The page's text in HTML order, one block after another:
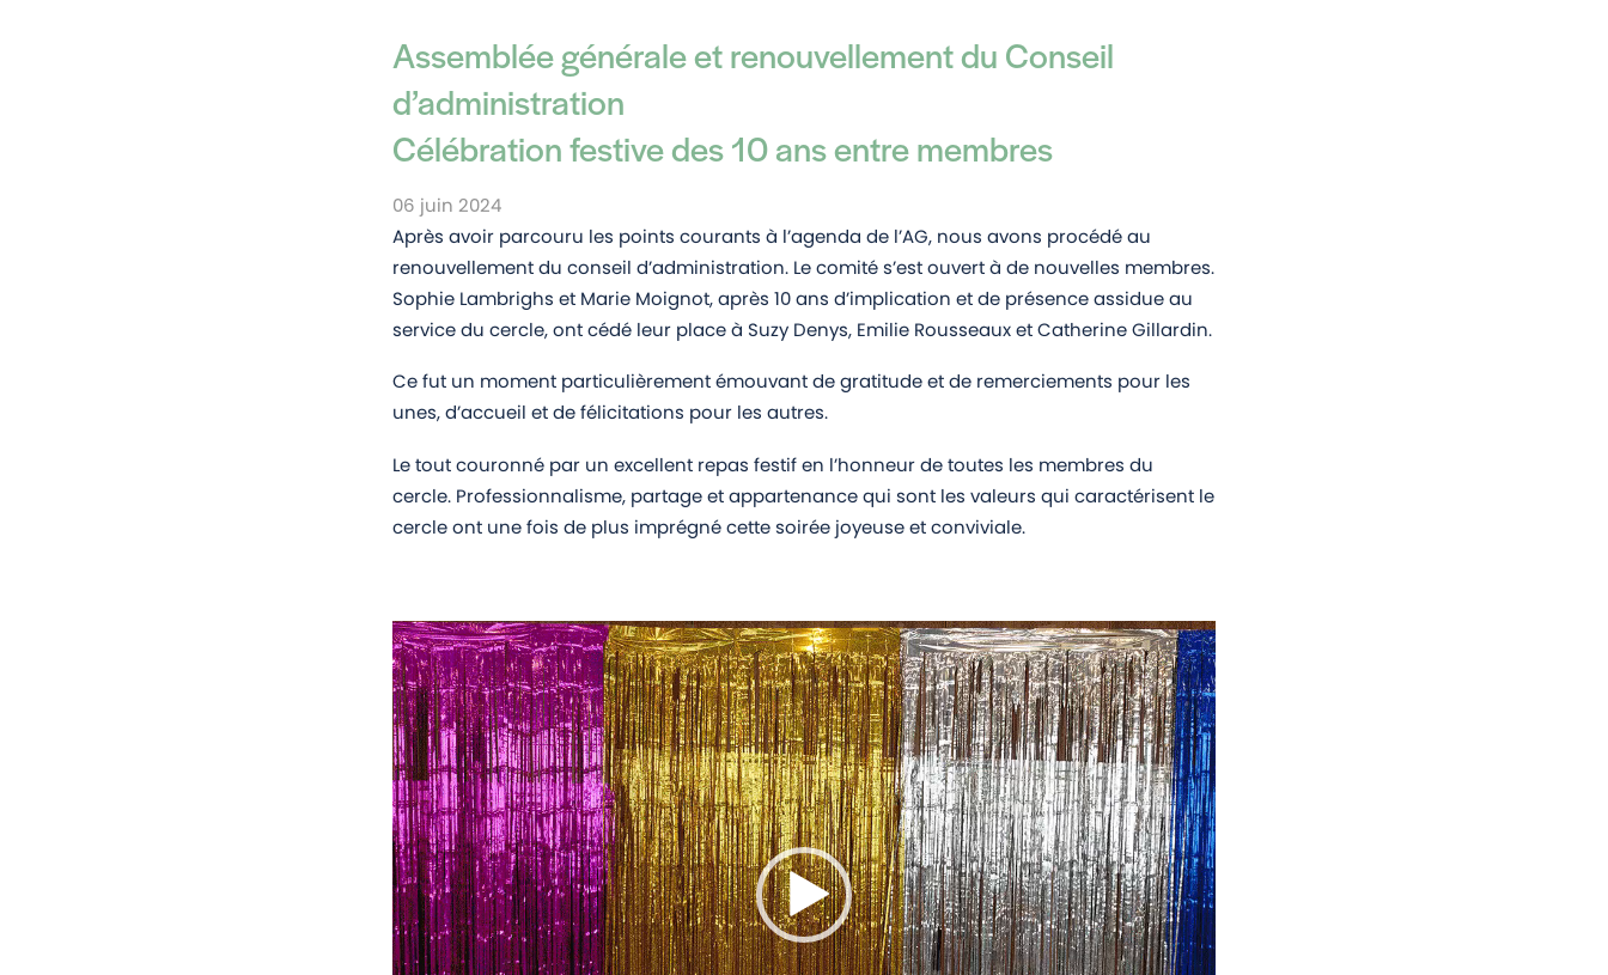
Assemblée générale et renouvellement du Conseil
d’administration
Célébration festive des 10 ans entre membres
06 juin 2024
Après avoir parcouru les points courants à l’agenda de l’AG, nous avons procédé au
renouvellement du conseil d’administration. Le comité s’est ouvert à de nouvelles membres.
Sophie Lambrighs et Marie Moignot, après 10 ans d’implication et de présence assidue au
service du cercle, ont cédé leur place à Suzy Denys, Emilie Rousseaux et Catherine Gillardin.
Ce fut un moment particulièrement émouvant de gratitude et de remerciements pour les
unes, d’accueil et de félicitations pour les autres.
Le tout couronné par un excellent repas festif en l’honneur de toutes les membres du
cercle. Professionnalisme, partage et appartenance qui sont les valeurs qui caractérisent le
cercle ont une fois de plus imprégné cette soirée joyeuse et conviviale.
Lecteur
vidéo